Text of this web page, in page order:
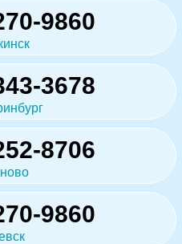
9860
3678
8706
9860